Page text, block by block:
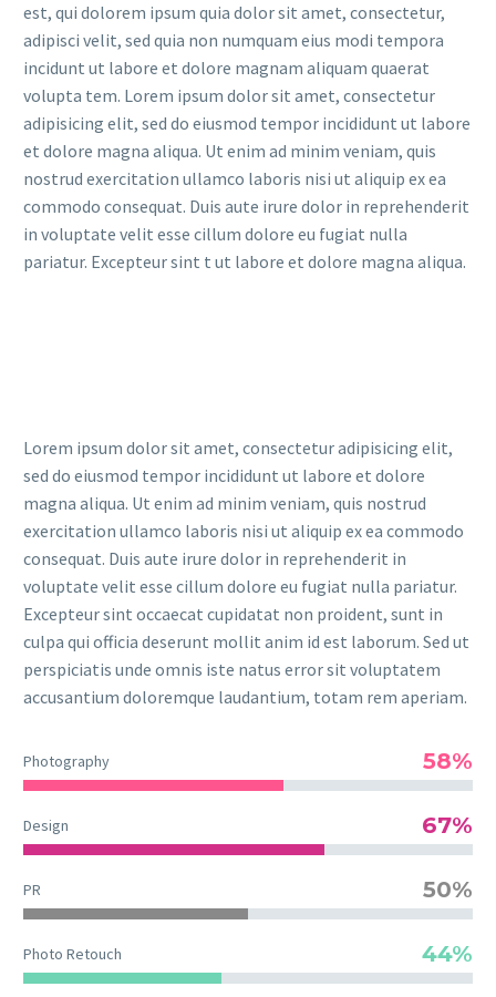
est, qui dolorem ipsum quia dolor sit amet, consectetur,
adipisci velit, sed quia non numquam eius modi tempora
incidunt ut labore et dolore magnam aliquam quaerat
volupta tem. Lorem ipsum dolor sit amet, consectetur
adipisicing elit, sed do eiusmod tempor incididunt ut labore
et dolore magna aliqua. Ut enim ad minim veniam, quis
nostrud exercitation ullamco laboris nisi ut aliquip ex ea
commodo consequat. Duis aute irure dolor in reprehenderit
in voluptate velit esse cillum dolore eu fugiat nulla
pariatur. Excepteur sint t ut labore et dolore magna aliqua.
Lorem ipsum dolor sit amet, consectetur adipisicing elit,
sed do eiusmod tempor incididunt ut labore et dolore
magna aliqua. Ut enim ad minim veniam, quis nostrud
exercitation ullamco laboris nisi ut aliquip ex ea commodo
consequat. Duis aute irure dolor in reprehenderit in
voluptate velit esse cillum dolore eu fugiat nulla pariatur.
Excepteur sint occaecat cupidatat non proident, sunt in
culpa qui officia deserunt mollit anim id est laborum. Sed ut
perspiciatis unde omnis iste natus error sit voluptatem
accusantium doloremque laudantium, totam rem aperiam.
Photography 58%
Design 67%
PR 50%
Photo Retouch 44%